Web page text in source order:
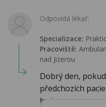
Odpovídá lékař:
Specializace:
Pracoviště:
nad Jizerou
Dobrý den,
předchozích
by je s...